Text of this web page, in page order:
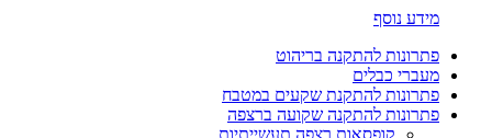
מידע נוסף
פתרונות להתקנה בריהוט
מעברי כבלים
פתרונות להתקנת שקעים במטבח
פתרונות להתקנה שקועה ברצפה